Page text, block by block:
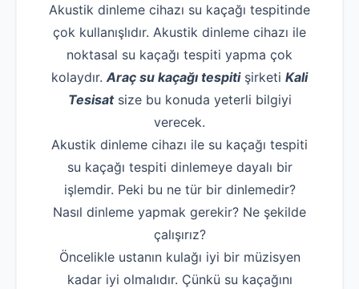
Akustik dinleme cihazı su kaçağı tespitinde
çok kullanışlıdır. Akustik dinleme cihazı ile
noktasal su kaçağı tespiti yapma çok
kolaydır.Araç su kaçağı tespitişirketi Kali
Tesisatsize bu konuda yeterli bilgiyi
verecek.
Akustik dinleme cihazı ile su kaçağı tespiti
su kaçağı tespiti dinlemeye dayalı bir
işlemdir. Peki bu ne tür bir dinlemedir?
Nasıl dinleme yapmak gerekir? Ne şekilde
çalışırız?
Öncelikle ustanın kulağı iyi bir müzisyen
kadar iyi olmalıdır. Çünkü su kaçağını